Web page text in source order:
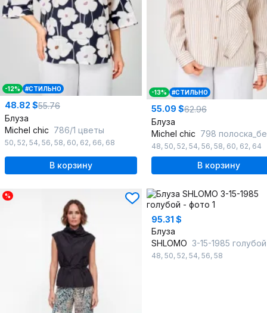
-12% #СТИЛЬНО
48.82 $55.76
Блуза
Michel chic 786/1 цветы
50, 52, 54, 56, 58, 60, 62, 66, 68
В корзину
-13% #СТИЛЬНО
55.09 $62.96
Блуза
Michel chic 798
48, 50, 52, 54, 56, 58, 60, 62, 64
В корзину
%
95.31 $
Блуза
SHLOMO 3-15-1985 голубой
48, 50, 52, 54, 56, 58